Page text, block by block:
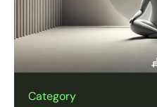
Category